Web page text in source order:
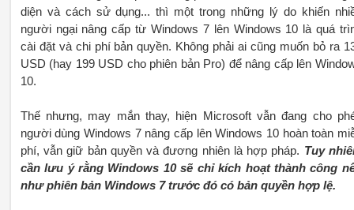
diện và cách sử dụng... thì một trong những lý do khiến
người ngại nâng cấp từ Windows 7 lên Windows 10 là quá
cài đặt và chi phí bản quyền. Không phải ai cũng muốn bỏ ra
USD (hay 199 USD cho phiên bản Pro) để nâng cấp lên
10.
Thế nhưng, may mắn thay, hiện Microsoft vẫn đang cho
người dùng Windows 7 nâng cấp lên Windows 10 hoàn toàn
phí, vẫn giữ bản quyền và đương nhiên là hợp pháp. Tuy
cần lưu ý rằng Windows 10 sẽ chỉ kích hoạt thành công
như phiên bản Windows 7 trước đó có bản quyền hợp lệ.